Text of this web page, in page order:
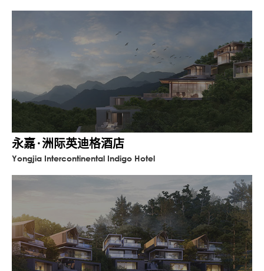
永嘉·洲际英迪格酒店
Yongjia Intercontinental Indigo Hotel